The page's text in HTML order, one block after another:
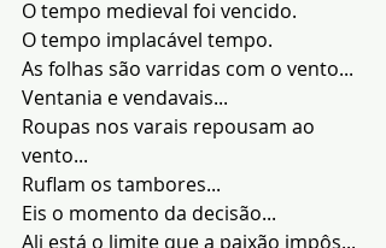
O tempo medieval foi vencido.
O tempo implacável tempo.
As folhas são varridas com o vento...
Ventania e vendavais...
Roupas nos varais repousam ao
vento...
Ruflam os tambores...
Eis o momento da decisão...
Ali está o limite que a paixão impôs...